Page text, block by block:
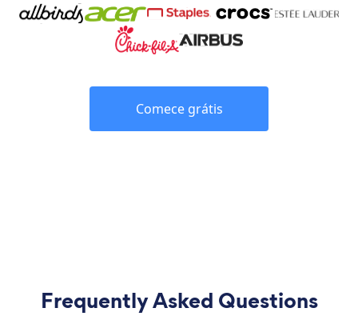
Comece grátis
Frequently Asked Questions